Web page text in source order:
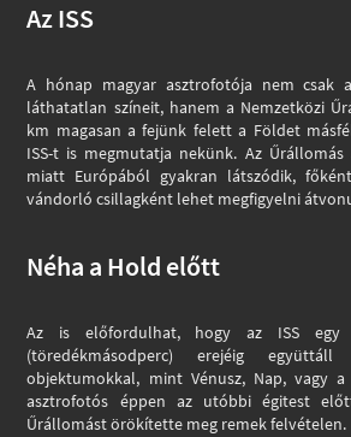
Az ISS
A hónap magyar asztrofotója nem csak
láthatatlan színeit, hanem a Nemzetközi
km magasan a fejünk felett a Földet
ISS-t is megmutatja nekünk. Az
miatt Európából gyakran látszódik,
vándorló csillagként lehet megfigyelni
Néha a Hold előtt
Az is előfordulhat, hogy az ISS egy
(töredékmásodperc) erejéig együttáll
objektumokkal, mint Vénusz, Nap, vagy
asztrofotós éppen az utóbbi égitest
Űrállomást örökítette meg remek felvételen.